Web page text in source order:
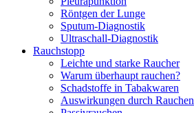
Röntgen der Lunge
Sputum-Diagnostik
Ultraschall-Diagnostik
Rauchstopp
Leichte und starke Raucher
Warum überhaupt rauchen?
Schadstoffe in Tabakwaren
Auswirkungen durch Rauchen